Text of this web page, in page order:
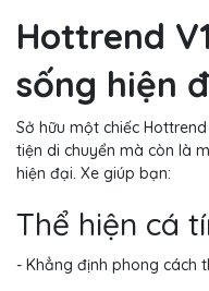
Hottrend
sống hiện
Sở hữu một chiếc
tiện di chuyển mà còn là
hiện đại. Xe giúp bạn:
Thể hiện cá
- Khẳng định phong cách